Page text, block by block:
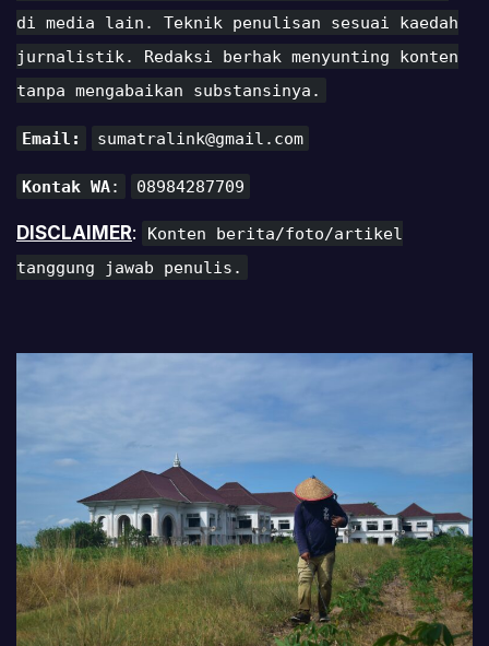
di media lain. Teknik penulisan sesuai kaedah
jurnalistik. Redaksi berhak menyunting konten
tanpa mengabaikan substansinya.
Email: sumatralink@gmail.com
Kontak WA: 08984287709
DISCLAIMER:
Konten berita/foto/artikel
tanggung jawab penulis.